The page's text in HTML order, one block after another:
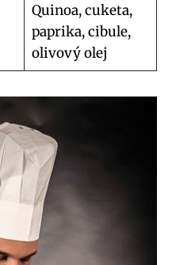
Quinoa, cuketa,
paprika, cibule,
olivový olej